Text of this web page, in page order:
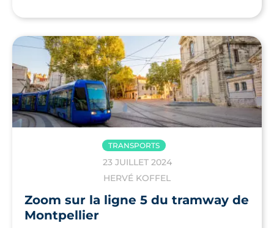
TRANSPORTS
23 JUILLET 2024
HERVÉ KOFFEL
Zoom sur la ligne 5 du tramway de
Montpellier